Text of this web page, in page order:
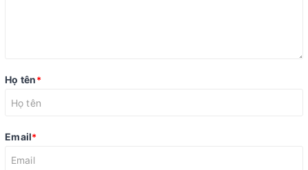
Họ tên*
Email*